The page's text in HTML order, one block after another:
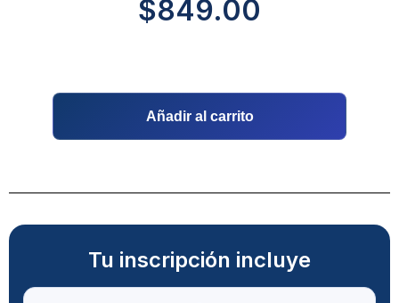
$849.00
Añadir al carrito
Tu inscripción incluye